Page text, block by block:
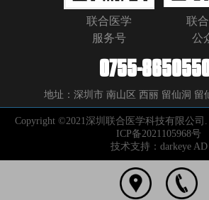
联合医学
服务号
联
公
0755-
地址：深圳市 南山区 西丽 留仙洞 留
Copyright ©2021深圳联合医学科技有限公司.
ICP备2021105968号
技术支持：darkeye AD